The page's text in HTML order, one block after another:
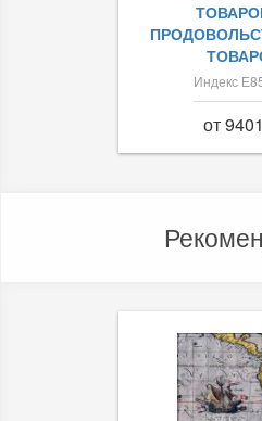
Индекс
от